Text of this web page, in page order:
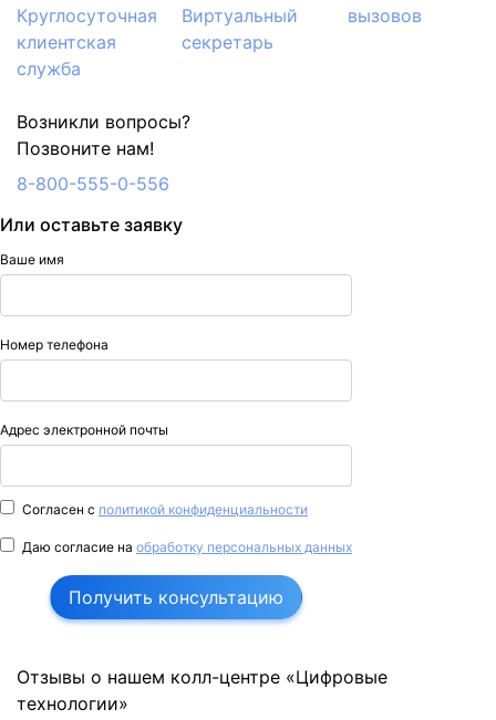
Круглосуточная
клиентская
служба
Виртуальный
секретарь
вызовов
Возникли вопросы?
Позвоните нам!
8-800-555-0-556
Или оставьте заявку
Ваше имя
Номер телефона
Адрес электронной почты
Согласен с политикой конфиденциальности
Даю согласие на обработку персональных данных
Получить консультацию
Отзывы о нашем колл-центре «Цифровые
технологии»